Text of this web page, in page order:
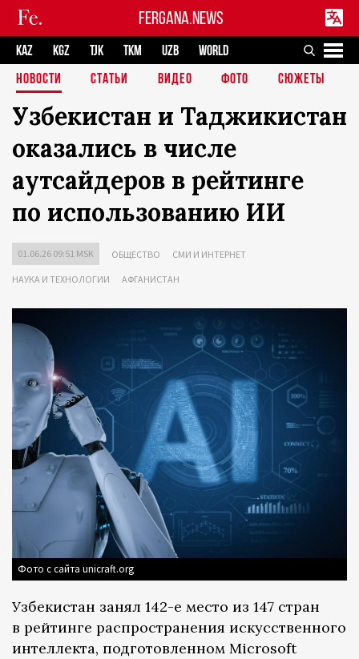
FERGANA.NEWS
KAZ KGZ TJK TKM UZB
WORLD
НОВОСТИ
СТАТЬИ ВИДЕО ФОТО СЮЖЕТЫ
Узбекистан и Таджикистан
оказались в числе
аутсайдеров в рейтинге
по использованию ИИ
01.06.26 09:51 MSK ОБЩЕСТВО СМИ И ИНТЕРНЕТ
НАУКА И ТЕХНОЛОГИИ АФГАНИСТАН
Фото с сайта unicraft.org
Узбекистан занял 142-е место из 147 стран
в рейтинге распространения искусственного
интеллекта, подготовленном Microsoft